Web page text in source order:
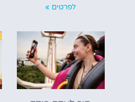
לפרטים »